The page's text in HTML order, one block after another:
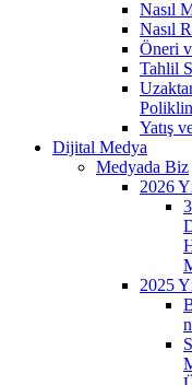
Nasıl
Nasıl
Öneri
Tahlil
Yatış
Dijital Medya
Medyada Biz
2026
2025